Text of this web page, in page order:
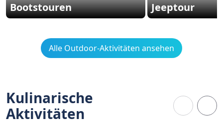
Bootstouren Jeeptour
Alle Outdoor-Aktivitäten ansehen
Kulinarische
Aktivitäten